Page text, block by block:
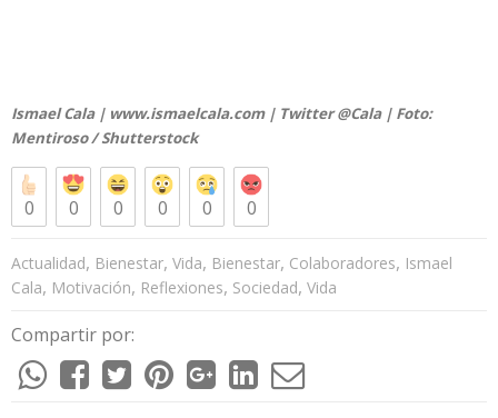
Ismael Cala | www.ismaelcala.com| Twitter@Cala| Foto:
Mentiroso /Shutterstock
0 0 0 0 0 0
Actualidad, Bienestar, Vida, Bienestar, Colaboradores, Ismael
Cala, Motivación, Reflexiones, Sociedad, Vida
Compartir por: